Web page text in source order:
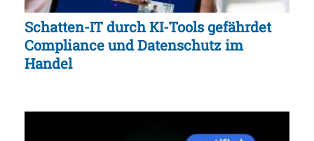
Schatten-IT durch KI-Tools gefährdet
Compliance und Datenschutz im
Handel